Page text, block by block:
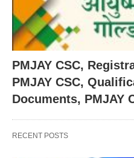
PMJAY CSC,
PMJAY CSC,
Documents, PMJAY
RECENT POSTS